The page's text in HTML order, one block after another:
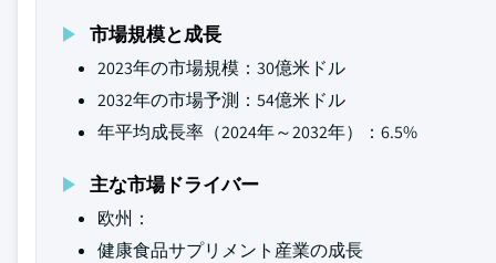
市場規模と成長
2023年の市場規模：30億米ドル
2032年の市場予測：54億米ドル
年平均成長率（2024年～2032年）：6.5%
主な市場ドライバー
欧州：
健康食品サプリメント産業の成長